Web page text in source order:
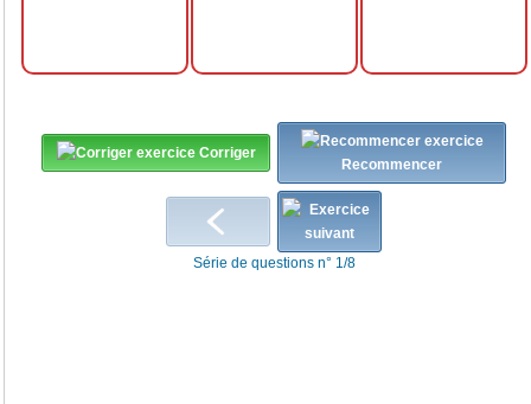
Corriger
Recommencer
Série de questions n° 1/8